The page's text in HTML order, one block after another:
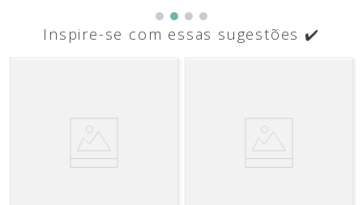
Inspire-se com essas sugestões ✔️